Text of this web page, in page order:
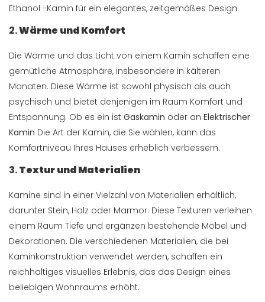
Ethanol -Kamin für ein elegantes, zeitgemäßes Design.
2.Wärme und Komfort
Die Wärme und das Licht von einem Kamin schaffen eine
gemütliche Atmosphäre, insbesondere in kälteren
Monaten. Diese Wärme ist sowohl physisch als auch
psychisch und bietet denjenigen im Raum Komfort und
Entspannung. Ob es ein ist Gaskamin oder an Elektrischer
Kamin Die Art der Kamin, die Sie wählen, kann das
Komfortniveau Ihres Hauses erheblich verbessern.
3.Textur und Materialien
Kamine sind in einer Vielzahl von Materialien erhältlich,
darunter Stein, Holz oder Marmor. Diese Texturen verleihen
einem Raum Tiefe und ergänzen bestehende Möbel und
Dekorationen. Die verschiedenen Materialien, die bei
Kaminkonstruktion verwendet werden, schaffen ein
reichhaltiges visuelles Erlebnis, das das Design eines
beliebigen Wohnraums erhöht.